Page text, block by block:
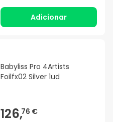
Adicionar
Babyliss Pro 4Artists
Foilfx02 Silver 1ud
126,76 €